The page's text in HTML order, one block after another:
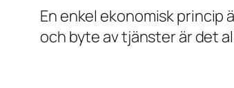
En enkel ekonomisk princip
och byte av tjänster är det